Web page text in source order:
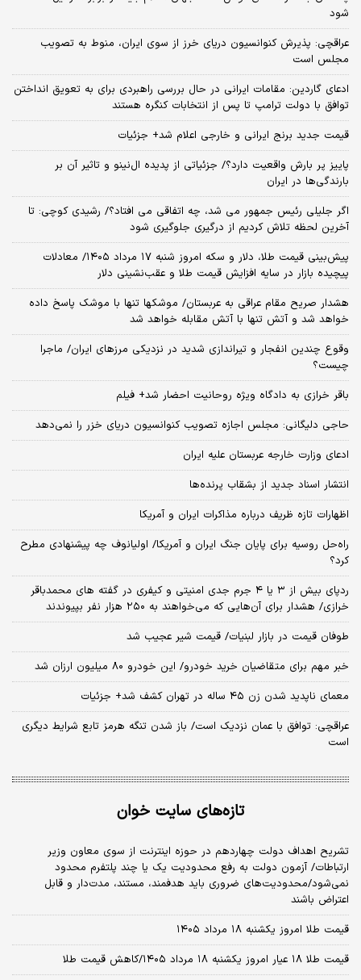
شود
عراقچی: پذیرش کنوانسیون دریای خرز از سوی ایران، منوط به تصویب
مجلس است
ادعای گاردین: مقامات ایرانی در حال بررسی راهبردی برای به تعویق انداختن
توافق با دولت ترامپ تا پس از انتخابات کنگره هستند
قیمت جدید برنج ایرانی و خارجی اعلام شد+ جزئیات
پاییز پر بارش واقعیت دارد؟/ جزئیاتی از پدیده ال‌نینو و تاثیر آن بر
بارندگی‌ها در ایران
اگر جلیلی رئیس جمهور می شد، چه اتفاقی می افتاد؟/ رشیدی کوچی: تا
آخرین لحظه تلاش کردیم از درگیری جلوگیری شود
پیش‌بینی قیمت طلا، دلار و سکه امروز شنبه ۱۷ مرداد ۱۴۰۵/ معادلات
پیچیده بازار در سایه افزایش قیمت طلا و عقب‌نشینی دلار
هشدار صریح مقام عراقی به عربستان/ موشکها تنها با موشک پاسخ داده
خواهد شد و آتش تنها با آتش مقابله خواهد شد
وقوع چندین انفجار و تیراندازی شدید در نزدیکی مرز‌های ایران/ ماجرا
چیست؟
باقر خرازی به دادگاه ویژه روحانیت احضار شد+ فیلم
حاجی دلیگانی: مجلس اجازه تصویب کنوانسیون دریای خزر را نمی‌دهد
ادعای وزارت خارجه عربستان علیه ایران
انتشار اسناد جدید از بشقاب پرنده‌ها
اظهارات تازه ظریف درباره مذاکرات ایران و آمریکا
راه‌حل روسیه برای پایان جنگ ایران و آمریکا/ اولیانوف چه پیشنهادی مطرح
کرد؟
ردپای بیش از ۳ یا ۴ جرم جدی امنیتی و کیفری در گفته های محمدباقر
خرازی/ هشدار برای آن‌هایی که می‌خواهند به ۲۵۰ هزار نفر بپیوندند
طوفان قیمت در بازار لبنیات/ قیمت شیر عجیب شد
خبر مهم برای متقاضیان خرید خودرو/ این خودرو ۸۰ میلیون ارزان شد
معمای ناپدید شدن زن ۴۵ ساله در تهران کشف شد+ جزئیات
عراقچی: توافق با عمان نزدیک است/ باز شدن تنگه هرمز تابع شرایط دیگری
است
تازه‌های سایت خوان
تشریح اهداف دولت چهاردهم در حوزه اینترنت از سوی معاون وزیر
ارتباطات/ آزمون دولت به رفع محدودیت یک یا چند پلتفرم محدود
نمی‌‎شود/محدودیت‌های ضروری باید هدفمند، مستند، مدت‌دار و قابل
اعتراض باشند
قیمت طلا امروز یکشنبه ۱۸ مرداد ۱۴۰۵
قیمت طلا ۱۸ عیار امروز یکشنبه ۱۸ مرداد ۱۴۰۵/کاهش قیمت طلا